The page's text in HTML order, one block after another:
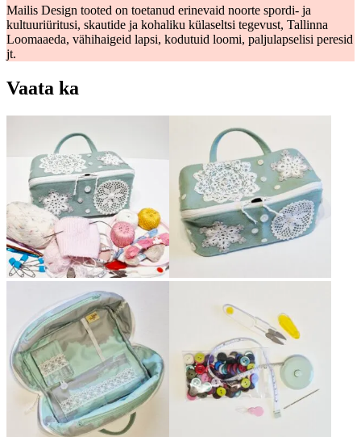
Mailis Design tooted on toetanud erinevaid noorte spordi- ja
kultuuriüritusi, skautide ja kohaliku külaseltsi tegevust, Tallinna
Loomaaeda, vähihaigeid lapsi, kodutuid loomi, paljulapselisi peresid
jt.
Vaata ka